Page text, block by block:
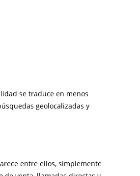
se traduce en menos
geolocalizadas y
entre ellos, simplemente